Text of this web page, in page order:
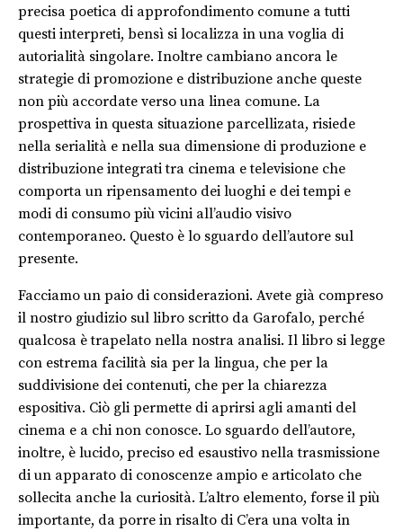
precisa poetica di approfondimento comune a tutti
questi interpreti, bensì si localizza in una voglia di
autorialità singolare. Inoltre cambiano ancora le
strategie di promozione e distribuzione anche queste
non più accordate verso una linea comune. La
prospettiva in questa situazione parcellizata, risiede
nella serialità e nella sua dimensione di produzione e
distribuzione integrati tra cinema e televisione che
comporta un ripensamento dei luoghi e dei tempi e
modi di consumo più vicini all’audio visivo
contemporaneo. Questo è lo sguardo dell’autore sul
presente.
Facciamo un paio di considerazioni. Avete già compreso
il nostro giudizio sul libro scritto da Garofalo, perché
qualcosa è trapelato nella nostra analisi. Il libro si legge
con estrema facilità sia per la lingua, che per la
suddivisione dei contenuti, che per la chiarezza
espositiva. Ciò gli permette di aprirsi agli amanti del
cinema e a chi non conosce. Lo sguardo dell’autore,
inoltre, è lucido, preciso ed esaustivo nella trasmissione
di un apparato di conoscenze ampio e articolato che
sollecita anche la curiosità. L’altro elemento, forse il più
importante, da porre in risalto di C’era una volta in